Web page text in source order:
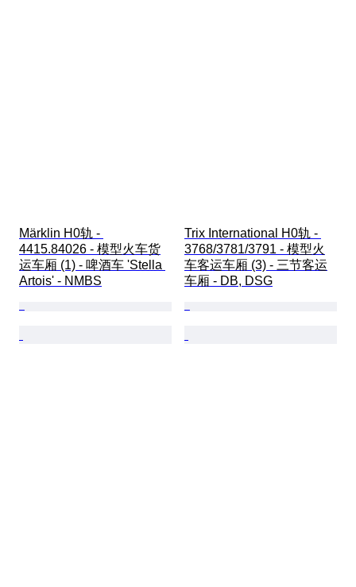
Märklin H0轨 -
4415.84026 - 模型火车货
运车厢 (1) - 啤酒车 'Stella
Artois' - NMBS
Trix International H0轨 -
3768/3781/3791 - 模型火
车客运车厢 (3) - 三节客运
车厢 - DB, DSG